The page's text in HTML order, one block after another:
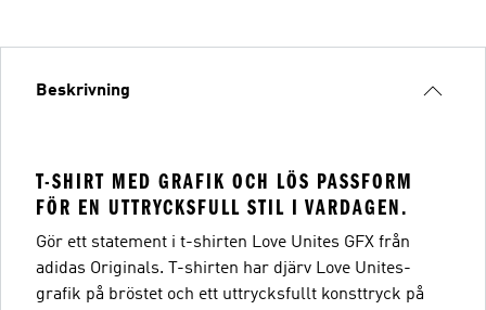
Beskrivning
T-SHIRT MED GRAFIK OCH LÖS PASSFORM
FÖR EN UTTRYCKSFULL STIL I VARDAGEN.
Gör ett statement i t-shirten Love Unites GFX från
adidas Originals. T-shirten har djärv Love Unites-
grafik på bröstet och ett uttrycksfullt konsttryck på